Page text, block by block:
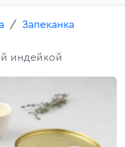
Запеканка
индейкой